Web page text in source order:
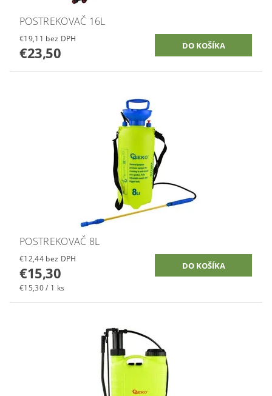
POSTREKOVAČ 16L
€19,11 bez DPH
€23,50
POSTREKOVAČ 8L
€12,44 bez DPH
€15,30
€15,30 / 1 ks